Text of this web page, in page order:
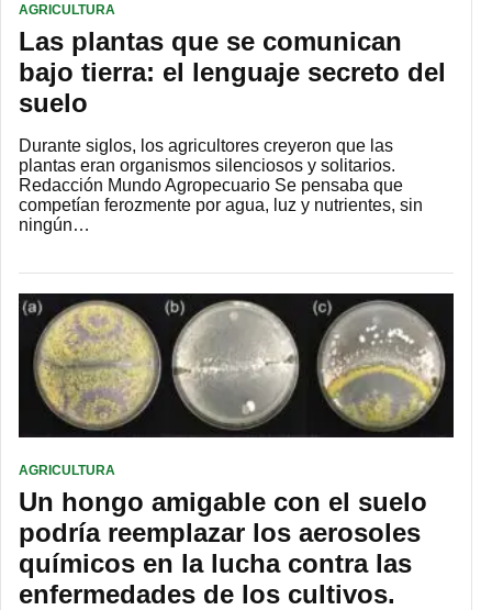
AGRICULTURA
Las plantas que se comunican
bajo tierra: el lenguaje secreto del
suelo
Durante siglos, los agricultores creyeron que las
plantas eran organismos silenciosos y solitarios.
Redacción Mundo Agropecuario Se pensaba que
competían ferozmente por agua, luz y nutrientes, sin
ningún…
AGRICULTURA
Un hongo amigable con el suelo
podría reemplazar los aerosoles
químicos en la lucha contra las
enfermedades de los cultivos.